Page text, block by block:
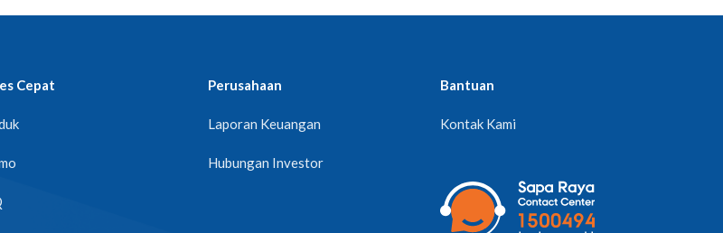
Cepat Perusahaan
Laporan Keuangan
Hubungan Investor
Bantuan
Kontak Kami